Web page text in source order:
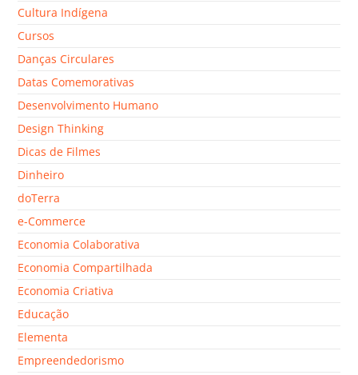
Cultura Indígena
Cursos
Danças Circulares
Datas Comemorativas
Desenvolvimento Humano
Design Thinking
Dicas de Filmes
Dinheiro
doTerra
e-Commerce
Economia Colaborativa
Economia Compartilhada
Economia Criativa
Educação
Elementa
Empreendedorismo